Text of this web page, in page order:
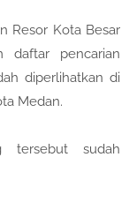
Resor Kota Besar
daftar pencarian
diperlihatkan di
Medan.
tersebut sudah